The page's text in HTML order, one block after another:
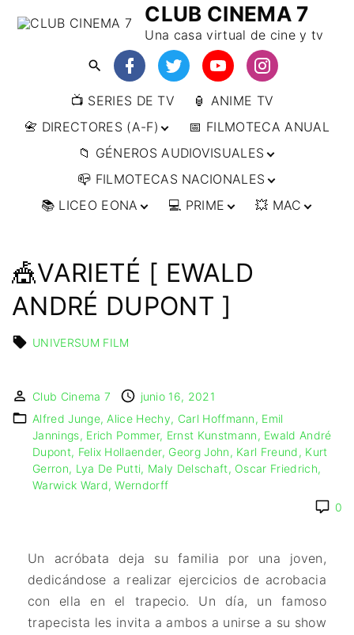
CLUB CINEMA 7
Una casa virtual de cine y tv
📺 SERIES DE TV
🏮 ANIME TV
📇 DIRECTORES (A-F)
📇 DIRECTORES (F-L)
📇 DIRECTORES (L-
W)
📅 FILMOTECA ANUAL
📁 GÉNEROS AUDIOVISUALES
🔴ANIMACIÓN
🔴ARTES MARCIALES
🔴CIENCIA FICCIÓN
🔴CINE DOCUMENTAL
🔴CINE NEGRO / CRIMEN /
ESPIONAJE
🔴COMEDIA
🔴EXPERIMENTOS
🔴FANTÁSTICO
🔴MUSICAL
🔴TERROR
📪 FILMOTECAS NACIONALES
🌍 AFRICA
🇧🇷 BRASIL
UNIDOS
🌏 ASIA
🇮🇳 INDIA
🌍 EUROPA
🇮🇹 ITALIA
🇳🇱 PAISES BAJOS
🇬🇧 REINO UNIDO
🌏 OCEANIA
📚 LICEO EONA
🎒 TALLERES
🎞️ FILM DOCTOR
VIDEO
🌐 DISEÑO WEB
📧 CONTACTO
🪪 TARJETA DIGITAL
💻 PRIME
📀
IMPRESCINDIBLES
📰 ARTÍCULOS
💥 MAC
🎪VARIETÉ [ EWALD
ANDRÉ DUPONT ]
UNIVERSUM FILM
Club Cinema 7
junio 16, 2021
Alfred Junge Alice Hechy Carl Hoffmann
Emil
Jannings Erich Pommer Ernst Kunstmann
Ewald André
Dupont Felix Hollaender Georg John Karl Freund
Kurt
Gerron
Lya De Putti Maly Delschaft Oscar Friedrich
Warwick Ward Werndorff
0
Un acróbata deja su familia por una joven,
dedicándose a realizar ejercicios de acrobacia
con ella en el trapecio. Un día, un famoso
trapecista les invita a ambos a unirse a su show